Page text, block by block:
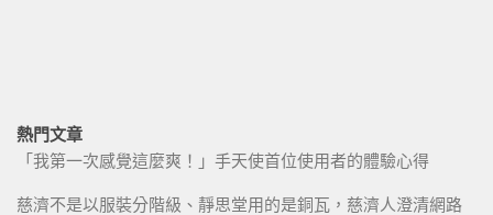
熱門文章
「我第一次感覺這麼爽！」手天使首位使用者的體驗心得
慈濟不是以服裝分階級、靜思堂用的是銅瓦，慈濟人澄清網路